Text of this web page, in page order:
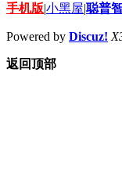
手机版|小黑屋|聪普
Powered by Discuz!
返回顶部